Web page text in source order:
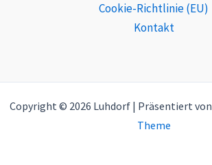
Cookie-Richtlinie (EU)
Kontakt
Copyright © 2026 Luhdorf | Präsentiert von
Theme